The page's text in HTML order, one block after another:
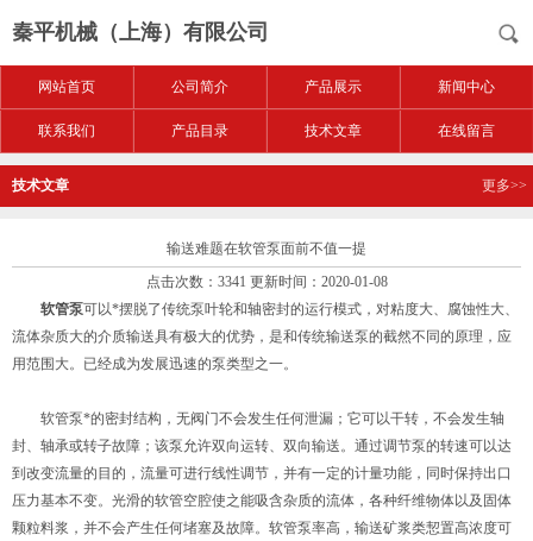
秦平机械（上海）有限公司
网站首页 公司简介 产品展示 新闻中心
联系我们 产品目录 技术文章 在线留言
技术文章 更多>>
输送难题在软管泵面前不值一提
点击次数：3341 更新时间：2020-01-08
软管泵可以*摆脱了传统泵叶轮和轴密封的运行模式，对粘度大、腐蚀性大、
流体杂质大的介质输送具有极大的优势，是和传统输送泵的截然不同的原理，应
用范围大。已经成为发展迅速的泵类型之一。
软管泵*的密封结构，无阀门不会发生任何泄漏；它可以干转，不会发生轴
封、轴承或转子故障；该泵允许双向运转、双向输送。通过调节泵的转速可以达
到改变流量的目的，流量可进行线性调节，并有一定的计量功能，同时保持出口
压力基本不变。光滑的软管空腔使之能吸含杂质的流体，各种纤维物体以及固体
颗粒料浆，并不会产生任何堵塞及故障。软管泵率高，输送矿浆类恝置高浓度可